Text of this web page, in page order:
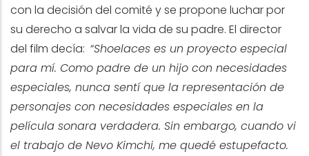
con la decisión del comité y se propone luchar por
su derecho a salvar la vida de su padre. El director
del film decía: “Shoelaces es un proyecto especial
para mí. Como padre de un hijo con necesidades
especiales, nunca sentí que la representación de
personajes con necesidades especiales en la
película sonara verdadera. Sin embargo, cuando vi
el trabajo de Nevo Kimchi, me quedé estupefacto.